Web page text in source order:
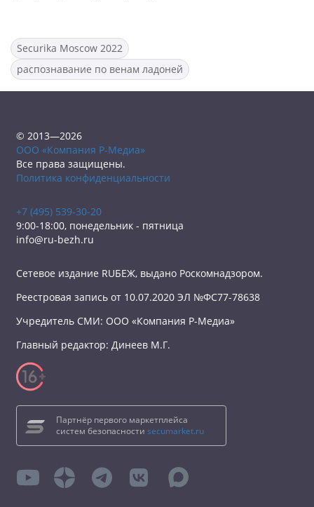
Securika Moscow 2022
распознавание по венам ладоней
© 2013—2026
ООО «Компания Р-Медиа»
Все права защищены.
Политика конфиденциальности
+7 (495) 539-30-20
9:00-18:00, понедельник - пятница
info@ru-bezh.ru
Сетевое издание RUБЕЖ, выдано Роскомнадзором.
Реестровая запись от 10.07.2020 ЭЛ №ФС77-78638
Учредитель СМИ: ООО «Компания Р-Медиа»
Главный редактор: Динеев М.Г.
Партнёр первого маркетплейса
систем безопасности secumarket.ru